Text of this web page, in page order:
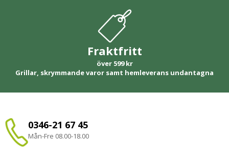
Fraktfritt
över 599 kr
Grillar, skrymmande varor samt hemleverans undantagna
0346-21 67 45
Mån-Fre 08.00-18.00